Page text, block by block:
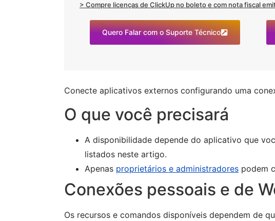
> Compre licenças de ClickUp no boleto e com nota fiscal
Quero Falar com o Suporte Técnico
Conecte aplicativos externos configurando uma
O que você precisará
A disponibilidade depende do aplicativo que
listados neste artigo.
Apenas proprietários e administradores podem
Conexões pessoais e de
Os recursos e comandos disponíveis dependem de